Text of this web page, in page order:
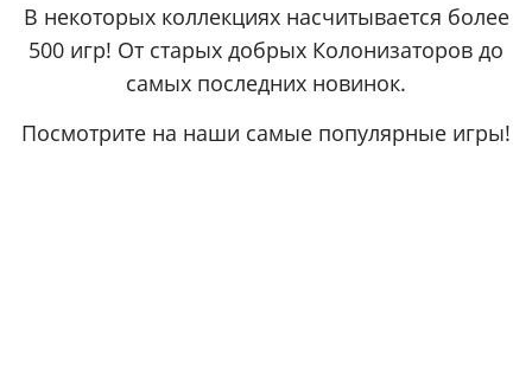
В некоторых коллекциях насчитывается более
500 игр! От старых добрых Колонизаторов до
самых последних новинок.
Посмотрите на наши самые популярные игры!